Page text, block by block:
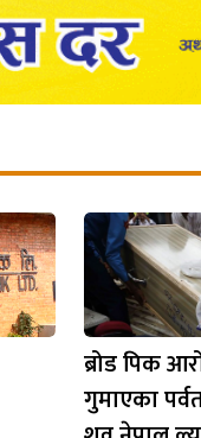
ब्रोड पिक
गुमाएका